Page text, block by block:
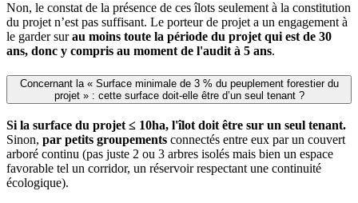
Non, le constat de la présence de ces îlots seulement à la constitution
du projet n’est pas suffisant. Le porteur de projet a un engagement à
le garder surau moins toute la période du projet qui est de 30
ans, donc y compris au moment de l'audit à 5 ans.
Concernant la « Surface minimale de 3 % du peuplement forestier du
projet » : cette surface doit-elle être d’un seul tenant ?
Si la surface du projet ≤ 10ha, l'îlot doit être sur un seul tenant.
Sinon, par petits groupements connectés entre eux par un couvert
arboré continu (pas juste 2 ou 3 arbres isolés mais bien un espace
favorable tel un corridor, un réservoir respectant une continuité
écologique).